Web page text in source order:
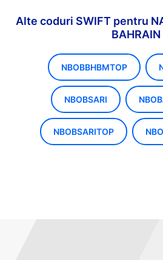
Alte coduri SWIFT pentru
BAHRAIN
NBOBBHBMTOP
NBOBSARI
NBOBSARITOP